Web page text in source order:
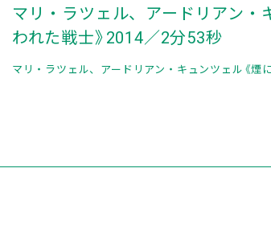
マリ・ラツェル、アードリアン・
われた戦士》2014／2分53秒
マリ・ラツェル、アードリアン・キュンツェル《煙